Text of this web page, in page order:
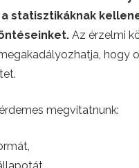
statisztikáknak
Az érzelmi
hogy
megvitatnunk: